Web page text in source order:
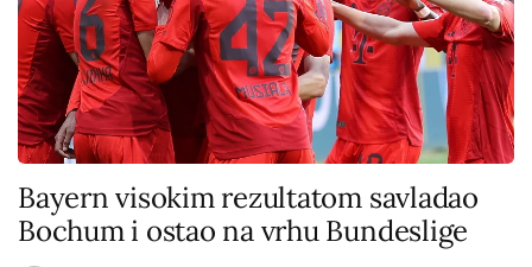
Bayern visokim rezultatom savladao
Bochum i ostao na vrhu Bundeslige